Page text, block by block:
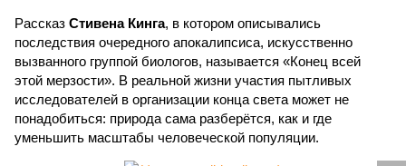
Рассказ Стивена Кинга, в котором описывались
последствия очередного апокалипсиса, искусственно
вызванного группой биологов, называется «Конец всей
этой мерзости». В реальной жизни участия пытливых
исследователей в организации конца света может не
понадобиться: природа сама разберётся, как и где
уменьшить масштабы человеческой популяции.